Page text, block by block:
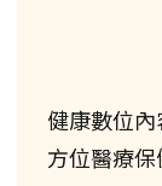
健康數位
方位醫療